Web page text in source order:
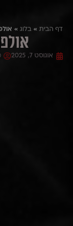
דף הבית » בלוג »
אוגוסט 7, 2025